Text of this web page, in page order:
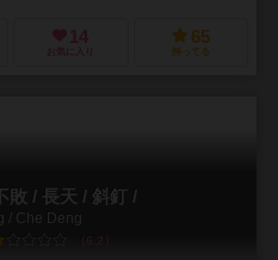
14
お気に入り
65
持ってる
敗 / 長天 / 斜釘 /
/ Che Deng
6.2